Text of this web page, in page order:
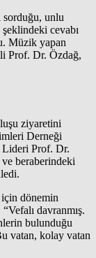
unlu
cevabı
Müzik yapan
Prof. Dr. Özdağ,
ziyaretini
Derneği
Lideri Prof. Dr.
beraberindeki
için dönemin
davranmış.
bulunduğu
vatan, kolay vatan